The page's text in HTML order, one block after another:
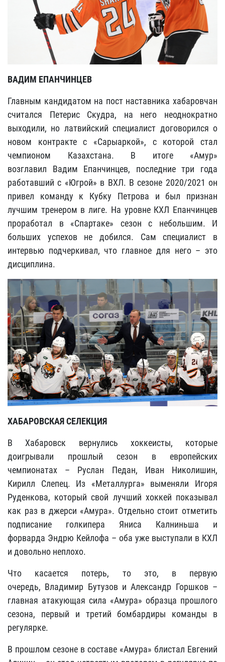
ВАДИМ ЕПАНЧИНЦЕВ
Главным кандидатом на пост наставника хабаровчан
считался Петерис Скудра, на него неоднократно
выходили, но латвийский специалист договорился о
новом контракте с «Сарыаркой», с которой стал
чемпионом Казахстана. В итоге «Амур»
возглавил Вадим Епанчинцев, последние три года
работавший с «Югрой» в ВХЛ. В сезоне 2020/2021 он
привел команду к Кубку Петрова и был признан
лучшим тренером в лиге. На уровне КХЛ Епанчинцев
проработал в «Спартаке» сезон с небольшим. И
больших успехов не добился. Сам специалист в
интервью подчеркивал, что главное для него – это
дисциплина.
ХАБАРОВСКАЯ СЕЛЕКЦИЯ
В Хабаровск вернулись хоккеисты, которые
доигрывали прошлый сезон в европейских
чемпионатах – Руслан Педан, Иван Николишин,
Кирилл Слепец. Из «Металлурга» выменяли Игоря
Руденкова, который свой лучший хоккей показывал
как раз в джерси «Амура». Отдельно стоит отметить
подписание голкипера Яниса Калниньша и
форварда Эндрю Кейлофа – оба уже выступали в КХЛ
и довольно неплохо.
Что касается потерь, то это, в первую
очередь, Владимир Бутузов иАлександр Горшков –
главная атакующая сила «Амура» образца прошлого
сезона, первый и третий бомбардиры команды в
регулярке.
В прошлом сезоне в составе «Амура» блистал Евгений